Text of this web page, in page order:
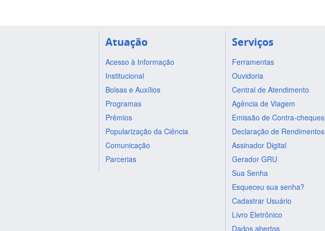
Atuação
Acesso à Informação
Institucional
Bolsas e Auxílios
Programas
Prêmios
Popularização da Ciência
Comunicação
Parcerias
Serviços
Ferramentas
Ouvidoria
Central de Atendimento
Agência de Viagem
Emissão de Contra-cheques
Declaração de Rendimentos
Assinador Digital
Gerador GRU
Sua Senha
Esqueceu sua senha?
Cadastrar Usuário
Livro Eletrônico
Dados abertos